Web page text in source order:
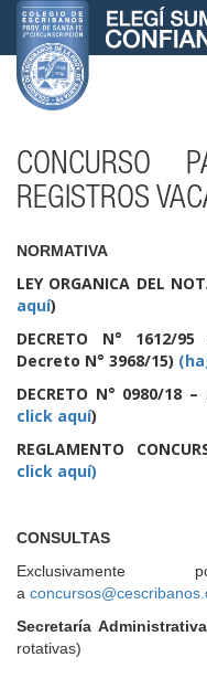
CONCURSO
REGISTROS
NORMATIVA
LEY ORGANICA DEL
aquí)
DECRETO N° 1612/95
Decreto N° 3968/15)
DECRETO N° 0980/
click aquí)
REGLAMENTO
click aquí)
CONSULTAS
a
Secretaría Administrativa
rotativas)